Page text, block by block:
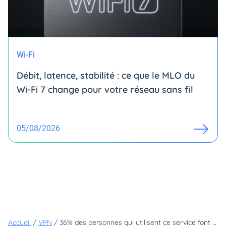
Wi-Fi
Débit, latence, stabilité : ce que le MLO du
Wi-Fi 7 change pour votre réseau sans fil
05/08/2026
Accueil / VPN / 36% des personnes qui utilisent ce service font une grave erreur !